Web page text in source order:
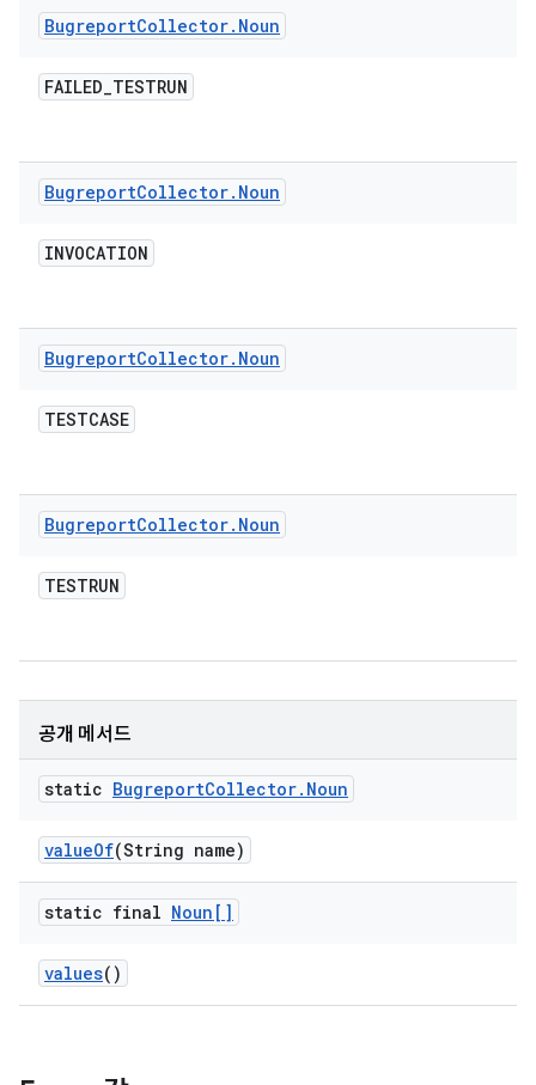
BugreportCollector. Noun
FAILED_TESTRUN
BugreportCollector. Noun
INVOCATION
BugreportCollector. Noun
TESTCASE
BugreportCollector. Noun
TESTRUN
공개 메서드
static BugreportCollector. Noun
valueOf(String name)
static final Noun[]
values()